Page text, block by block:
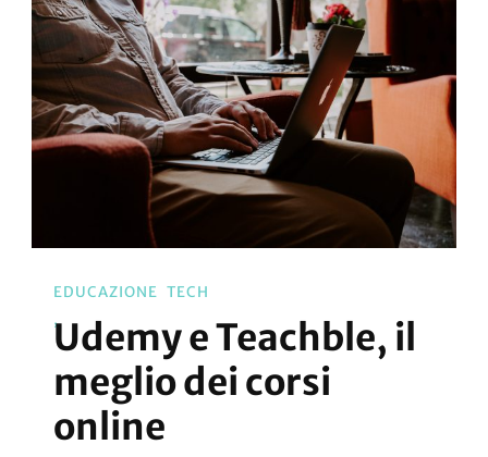
EDUCAZIONE TECH
Udemy e Teachble, il
meglio dei corsi
online